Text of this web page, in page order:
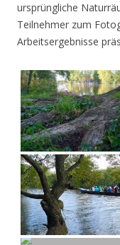
ursprüngliche
Teilnehmer zum
Arbeitsergebnisse